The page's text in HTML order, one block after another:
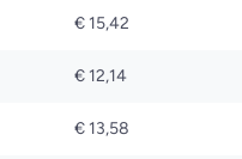
€ 15,42
€ 12,14
€ 13,58